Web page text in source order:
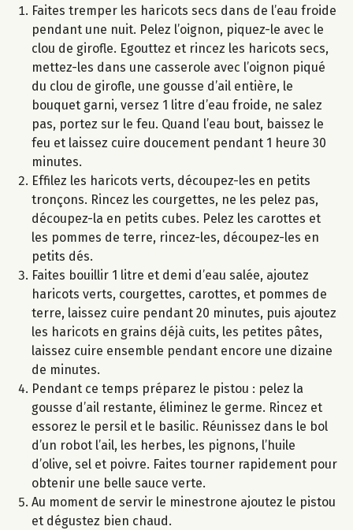
Faites tremper les haricots secs dans de l’eau froide
pendant une nuit. Pelez l’oignon, piquez-le avec le
clou de girofle. Egouttez et rincez les haricots secs,
mettez-les dans une casserole avec l’oignon piqué
du clou de girofle, une gousse d’ail entière, le
bouquet garni, versez 1 litre d’eau froide, ne salez
pas, portez sur le feu. Quand l’eau bout, baissez le
feu et laissez cuire doucement pendant 1 heure 30
minutes.
Effilez les haricots verts, découpez-les en petits
tronçons. Rincez les courgettes, ne les pelez pas,
découpez-la en petits cubes. Pelez les carottes et
les pommes de terre, rincez-les, découpez-les en
petits dés.
Faites bouillir 1 litre et demi d’eau salée, ajoutez
haricots verts, courgettes, carottes, et pommes de
terre, laissez cuire pendant 20 minutes, puis ajoutez
les haricots en grains déjà cuits, les petites pâtes,
laissez cuire ensemble pendant encore une dizaine
de minutes.
Pendant ce temps préparez le pistou : pelez la
gousse d’ail restante, éliminez le germe. Rincez et
essorez le persil et le basilic. Réunissez dans le bol
d’un robot l’ail, les herbes, les pignons, l’huile
d’olive, sel et poivre. Faites tourner rapidement pour
obtenir une belle sauce verte.
Au moment de servir le minestrone ajoutez le pistou
et dégustez bien chaud.